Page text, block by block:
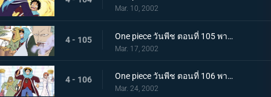
Mar. 10, 2002
4 - 105 One piece วันพีช ตอนที่ 105 พากย์ไทย เส้นทางสู่สงครามอลาบัสต้า เมืองแห่งฝัน..เรนเบส
Mar. 17, 2002
4 - 106 One piece วันพีช ตอนที่ 106 พากย์ไทย ทะลวงเข้าเรนดินัส กับดักที่เล่นเอาถึงตาย
Mar. 24, 2002